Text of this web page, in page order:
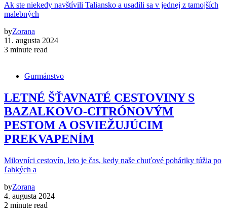
Ak ste niekedy navštívili Taliansko a usadili sa v jednej z tamojších
malebných
byZorana
11. augusta 2024
3 minute read
Gurmánstvo
LETNÉ ŠŤAVNATÉ CESTOVINY S
BAZALKOVO-CITRÓNOVÝM
PESTOM A OSVIEŽUJÚCIM
PREKVAPENÍM
Milovníci cestovín, leto je čas, kedy naše chuťové poháriky túžia po
ľahkých a
byZorana
4. augusta 2024
2 minute read